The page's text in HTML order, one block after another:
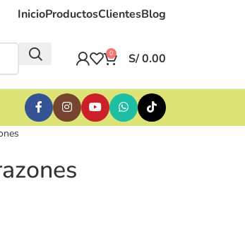
InicioProductosClientesBlog
0 S/0.00